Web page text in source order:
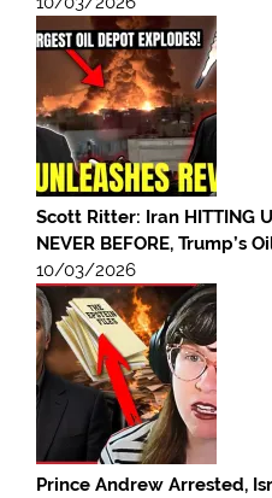
Scott Ritter: Iran HITTING
NEVER BEFORE, Trump’s
10/03/2026
Prince Andrew Arrested,